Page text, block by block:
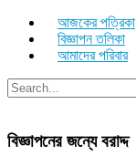
আজকের পত্রিকা
বিজ্ঞাপন তলিকা
আমাদের পরিবার
বিজ্ঞাপনের জন্যে বরাদ্দ